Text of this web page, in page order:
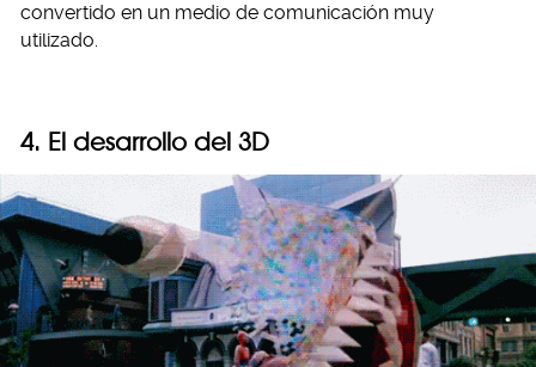
convertido en un medio de comunicación muy
utilizado.
4. El desarrollo del 3D